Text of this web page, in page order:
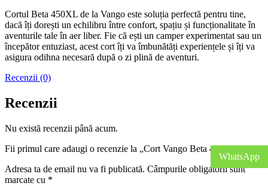
Cortul Beta 450XL de la Vango este soluția perfectă pentru tine,
dacă îți dorești un echilibru între confort, spațiu și funcționalitate în
aventurile tale în aer liber. Fie că ești un camper experimentat sau un
începător entuziast, acest cort îți va îmbunătăți experiențele și îți va
asigura odihna necesară după o zi plină de aventuri.
Recenzii (0)
Recenzii
Nu există recenzii până acum.
Fii primul care adaugi o recenzie la „Cort Vango Beta 450XL”
Adresa ta de email nu va fi publicată. Câmpurile obligatorii sunt
marcate cu *
WhatsApp